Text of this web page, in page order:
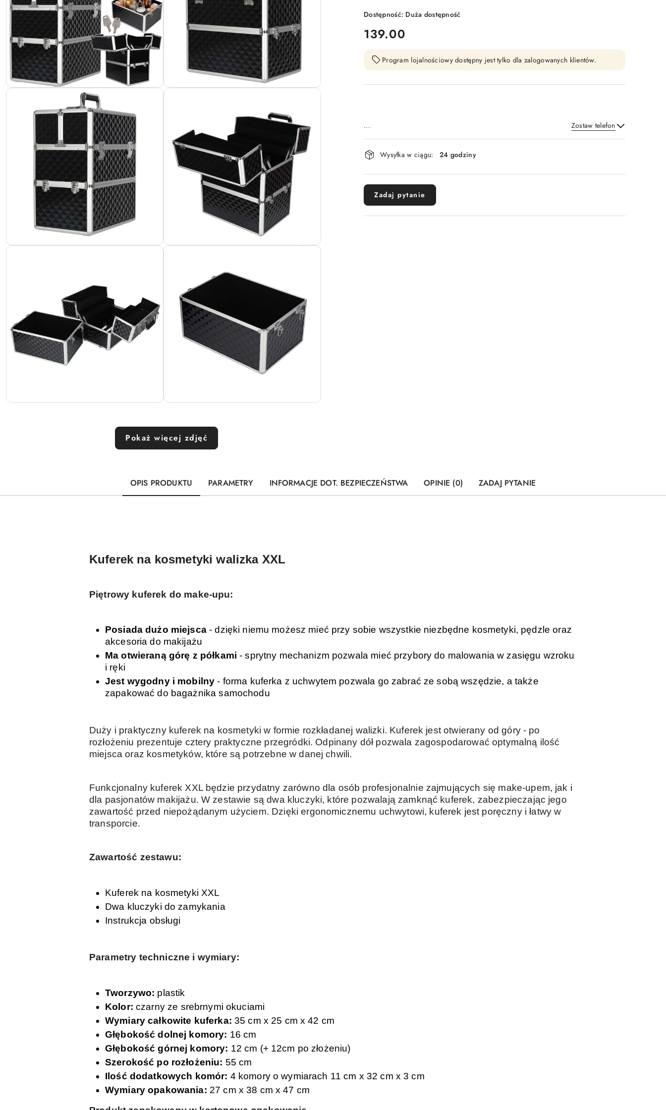
Pokaż więcej zdjęć
Dostępność: Duża dostępność
cena:
139.00
Program lojalnościowy dostępny jest tylko dla zalogowanych klientów.
... Zostaw telefon
Wyślij
Dostępność
i
dostawa
Wysyłka w ciągu: 24 godziny
Zadaj pytanie
OPIS PRODUKTU PARAMETRY INFORMACJE DOT. BEZPIECZEŃSTWA OPINIE (0) ZADAJ PYTANIE
Kuferek na kosmetyki walizka XXL
Piętrowy kuferek do make-upu:
Posiada dużo miejsca- dzięki niemu możesz mieć przy sobie wszystkie niezbędne kosmetyki, pędzle oraz
akcesoria do makijażu
Ma otwieraną górę z półkami - sprytny mechanizm pozwala mieć przybory do malowania w zasięgu wzroku
i ręki
Jest wygodny i mobilny - forma kuferka z uchwytem pozwala go zabrać ze sobą wszędzie, a także
zapakować do bagażnika samochodu
Duży i praktyczny kuferek na kosmetyki w formie rozkładanej walizki. Kuferek jest otwierany od góry - po
rozłożeniu prezentuje cztery praktyczne przegródki. Odpinany dół pozwala zagospodarować optymalną ilość
miejsca oraz kosmetyków, które są potrzebne w danej chwili.
Funkcjonalny kuferek XXL będzie przydatny zarówno dla osób profesjonalnie zajmujących się make-upem, jak i
dla pasjonatów makijażu. W zestawie są dwa kluczyki, które pozwalają zamknąć kuferek, zabezpieczając jego
zawartość przed niepożądanym użyciem. Dzięki ergonomicznemu uchwytowi, kuferek jest poręczny i łatwy w
transporcie.
Zawartość zestawu:
Kuferek na kosmetyki XXL
Dwa kluczyki do zamykania
Instrukcja obsługi
Parametry techniczne i wymiary:
Tworzywo: plastik
Kolor: czarny ze srebrnymi okuciami
Wymiary całkowite kuferka: 35 cm x 25 cm x 42 cm
Głębokość dolnej komory: 16 cm
Głębokość górnej komory: 12 cm (+ 12cm po złożeniu)
Szerokość po rozłożeniu: 55 cm
Ilość dodatkowych komór: 4 komory o wymiarach 11 cm x 32 cm x 3 cm
Wymiary opakowania: 27 cm x 38 cm x 47 cm